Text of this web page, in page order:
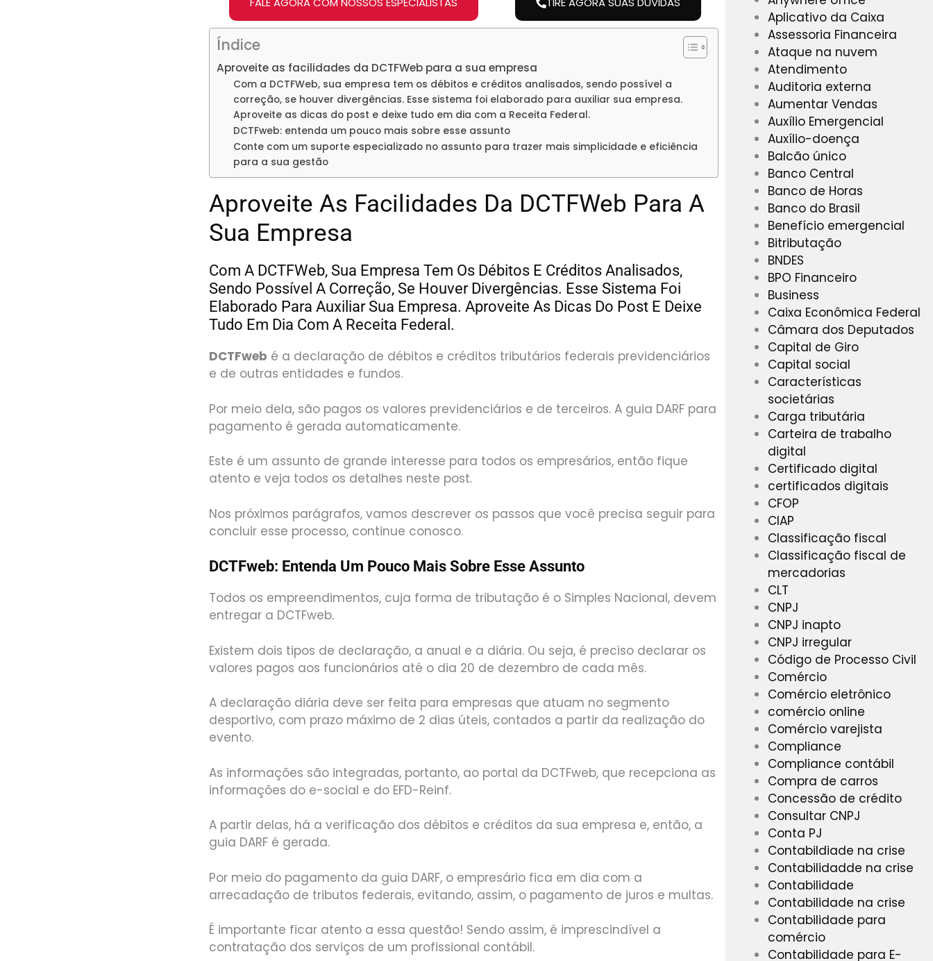
Índice
Aproveite as facilidades da DCTFWeb para a sua empresa
Com a DCTFWeb, sua empresa tem os débitos e créditos analisados, sendo possível a
correção, se houver divergências. Esse sistema foi elaborado para auxiliar sua empresa.
Aproveite as dicas do post e deixe tudo em dia com a Receita Federal.
DCTFweb: entenda um pouco mais sobre esse assunto
Conte com um suporte especializado no assunto para trazer mais simplicidade e eficiência
para a sua gestão
Aproveite As Facilidades Da DCTFWeb Para A
Sua Empresa
Com A DCTFWeb, Sua Empresa Tem Os Débitos E Créditos Analisados,
Sendo Possível A Correção, Se Houver Divergências. Esse Sistema Foi
Elaborado Para Auxiliar Sua Empresa. Aproveite As Dicas Do Post E Deixe
Tudo Em Dia Com A Receita Federal.
DCTFweb é a declaração de débitos e créditos tributários federais previdenciários
e de outras entidades e fundos.
Por meio dela, são pagos os valores previdenciários e de terceiros. A guia DARF para
pagamento é gerada automaticamente.
Este é um assunto de grande interesse para todos os empresários, então fique
atento e veja todos os detalhes neste post.
Nos próximos parágrafos, vamos descrever os passos que você precisa seguir para
concluir esse processo, continue conosco.
DCTFweb: Entenda Um Pouco Mais Sobre Esse Assunto
Todos os empreendimentos, cuja forma de tributação é o Simples Nacional, devem
entregar a DCTFweb.
Existem dois tipos de declaração, a anual e a diária. Ou seja, é preciso declarar os
valores pagos aos funcionários até o dia 20 de dezembro de cada mês.
A declaração diária deve ser feita para empresas que atuam no segmento
desportivo, com prazo máximo de 2 dias úteis, contados a partir da realização do
evento.
As informações são integradas, portanto, ao portal da DCTFweb, que recepciona as
informações do e-social e do EFD-Reinf.
A partir delas, há a verificação dos débitos e créditos da sua empresa e, então, a
guia DARF é gerada.
Por meio do pagamento da guia DARF, o empresário fica em dia com a
arrecadação de tributos federais, evitando, assim, o pagamento de juros e multas.
É importante ficar atento a essa questão! Sendo assim, é imprescindível a
contratação dos serviços de um profissional contábil.
Aplicativo da Caixa
Assessoria Financeira
Ataque na nuvem
Atendimento
Auditoria externa
Aumentar Vendas
Auxílio Emergencial
Auxílio-doença
Balcão único
Banco Central
Banco de Horas
Banco do Brasil
Benefício emergencial
Bitributação
BNDES
BPO Financeiro
Business
Caixa Econômica Federal
Câmara dos Deputados
Capital de Giro
Capital social
Características
societárias
Carga tributária
Carteira de trabalho
digital
Certificado digital
certificados digitais
CFOP
CIAP
Classificação fiscal
Classificação fiscal de
mercadorias
CLT
CNPJ
CNPJ inapto
CNPJ irregular
Código de Processo Civil
Comércio
Comércio eletrônico
comércio online
Comércio varejista
Compliance
Compliance contábil
Compra de carros
Concessão de crédito
Consultar CNPJ
Conta PJ
Contabildiade na crise
Contabilidadde na crise
Contabilidade
Contabilidade na crise
Contabilidade para
comércio
Contabilidade para E-